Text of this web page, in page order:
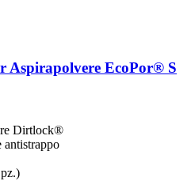
Aspirapolvere EcoPor® S
Dirtlock®
antistrappo